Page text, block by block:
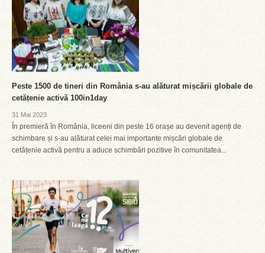
Peste 1500 de tineri din România s-au alăturat mișcării globale de
cetățenie activă 100in1day
31 Mai 2023
În premieră în România, liceeni din peste 16 orașe au devenit agenți de
schimbare și s-au alăturat celei mai importante mișcări globale de
cetățenie activă pentru a aduce schimbări pozitive în comunitatea...